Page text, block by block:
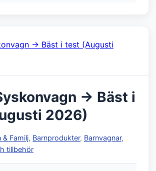
→ Bäst i
2026)
& Familj, Barnprodukter, Barnvagnar,
tillbehör